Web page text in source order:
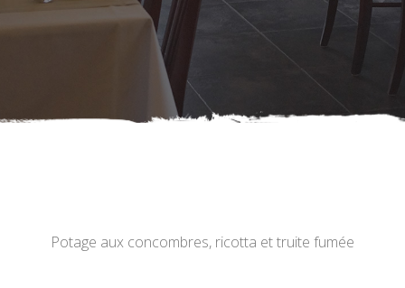
Potage aux concombres, ricotta et truite fumée